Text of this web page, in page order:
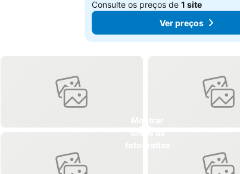
Consulte os preços de1 site
Ver preços